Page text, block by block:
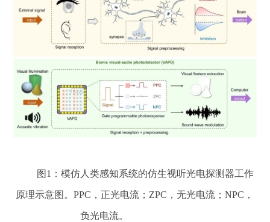
图 1 ：模仿人类感知系统的仿生视听光电探测器工作
原理示意图。PPC ，正光电流；ZPC ，无光电流；NPC ，
负光电流。